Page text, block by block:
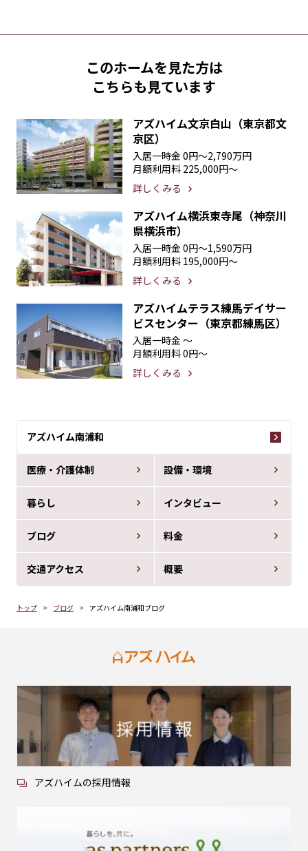
アズハイム南浦和
医療・介護体制 設備・環境
暮らし インタビュー
ブログ 料金
交通アクセス 概要
トップ ブログ アズハイム南浦和ブログ
このホームを見た方は
こちらも見ています
アズハイム文京白山（東京都文
京区）
入居一時金 0円〜2,790万円
月額利用料 225,000円〜
詳しくみる
アズハイム横浜東寺尾（神奈川
県横浜市）
入居一時金 0円〜1,590万円
月額利用料 195,000円〜
詳しくみる
アズハイムテラス練馬デイサー
ビスセンター（東京都練馬区）
入居一時金 〜
月額利用料0円〜
詳しくみる
アズハイムの採用情報